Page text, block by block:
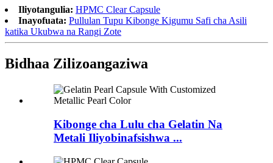
Iliyotangulia: HPMC Clear Capsule
Inayofuata: Pullulan Tupu Kibonge Kigumu Safi cha Asili
katika Ukubwa na Rangi Zote
Bidhaa Zilizoangaziwa
Kibonge cha Lulu cha Gelatin Na
Metali Iliyobinafsishwa ...